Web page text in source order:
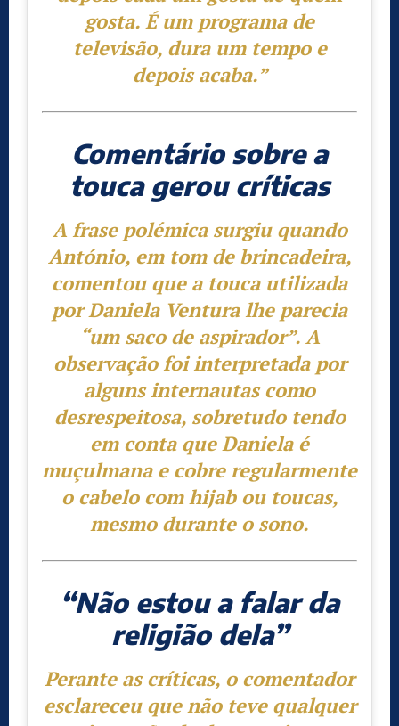
gosta. É um programa de
televisão, dura um tempo e
depois acaba.”
Comentário sobre a
touca gerou críticas
A frase polémica surgiu quando
António, em tom de brincadeira,
comentou que a touca utilizada
por Daniela Ventura lhe parecia
“um saco de aspirador”. A
observação foi interpretada por
alguns internautas como
desrespeitosa, sobretudo tendo
em conta que Daniela é
muçulmana e cobre regularmente
o cabelo com hijab ou toucas,
mesmo durante o sono.
“Não estou a falar da
religião dela”
Perante as críticas, o comentador
esclareceu que não teve qualquer